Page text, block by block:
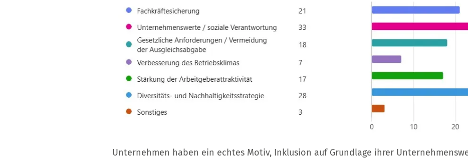
Unternehmen haben ein echtes Motiv, Inklusion auf Grundlage ihrer